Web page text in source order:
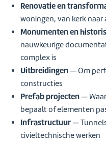
Renovatie en
woningen, van kerk
Monumenten en
nauwkeurige
complex is
Uitbreidingen — Om
constructies
Prefab projecten —
bepaalt of elementen
Infrastructuur —
civieltechnische werken